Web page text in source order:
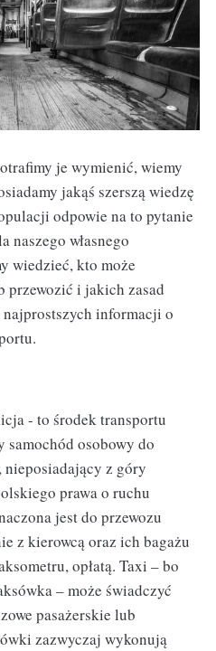
je wymienić, wiemy
jakąś szerszą wiedzę
odpowie na to pytanie
naszego własnego
wiedzieć, kto może
przewozić i jakich zasad
informacji o
- to środek transportu
osobowy do
z góry
prawa o ruchu
jest do przewozu
z kierowcą oraz ich bagażu
opłatą. Taxi – bo
– może świadczyć
pasażerskie lub
zazwyczaj wykonują